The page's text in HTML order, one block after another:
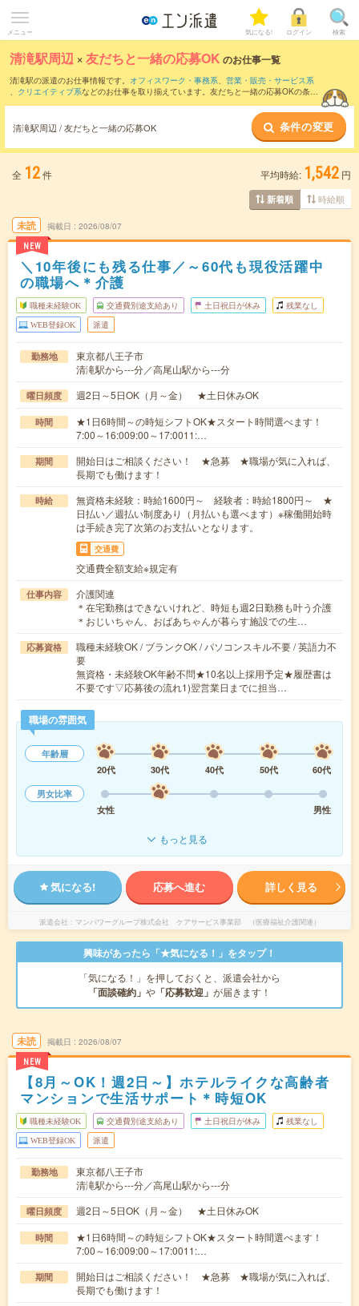
メニュー 気になる! ログイン 検索
清滝駅周辺 ×友だちと一緒の応募OK のお仕事一覧
清滝駅の派遣のお仕事情報です。 オフィスワーク・事務系、 営業・販売・サービス系
、 クリエイティブ系などのお仕事を取り揃えています。友だちと一緒の応募OKの条件
清滝駅周辺 / 友だちと一緒の応募OK 条件の変更
全 12件 平均時給: 1,542 円
新着順 時給順
未読
NEW
掲載日 2026/08/07
＼10年後にも残る仕事／～60代も現役活躍中
の職場へ＊介護
職種未経験OK 交通費別途支給あり 土日祝日が休み 残業なし
WEB登録OK 派遣
勤務地
東京都八王子市
清滝駅から---分／高尾山駅から---分
曜日頻度 週2日～5日OK（月～金） ★土日休みOK
時間
★1日6時間～の時短シフトOK★スタート時間選べます！
7:00～16:009:00～17:0011:…
期間
開始日はご相談ください！ ★急募 ★職場が気に入れば、
長期でも働けます！
時給
無資格未経験：時給1600円～ 経験者：時給1800円～ ★
日払い／週払い制度あり（月払いも選べます）※稼働開始時
は手続き完了次第のお支払いとなります。
交通費
交通費全額支給※規定有
仕事内容
介護関連
＊在宅勤務はできないけれど、時短も週2日勤務も叶う介護
＊おじいちゃん、おばあちゃんが暮らす施設での生…
応募資格
職種未経験OK / ブランクOK / パソコンスキル不要 / 英語力不
要
無資格・未経験OK年齢不問★10名以上採用予定★履歴書は
不要です▽応募後の流れ1)翌営業日までに担当…
職場の雰囲気
年齢層
20代
30代 40代 50代
60代
男女比率
女性
男性
もっと見る
気になる! 応募へ進む 詳しく見る
派遣会社 マンパワーグループ株式会社 ケアサービス事業部 （医療福祉介護関連）
興味があったら「★気になる！」をタップ！
「気になる！」を押しておくと、派遣会社から
「面談確約」 や 「応募歓迎」 が届きます！
未読
NEW
掲載日 2026/08/07
【8月～OK！週2日～】ホテルライクな高齢者
マンションで生活サポート＊時短OK
職種未経験OK 交通費別途支給あり 土日祝日が休み 残業なし
WEB登録OK 派遣
勤務地
東京都八王子市
清滝駅から---分／高尾山駅から---分
曜日頻度 週2日～5日OK（月～金） ★土日休みOK
時間
★1日6時間～の時短シフトOK★スタート時間選べます！
7:00～16:009:00～17:0011:…
期間
開始日はご相談ください！ ★急募 ★職場が気に入れば、
長期でも働けます！